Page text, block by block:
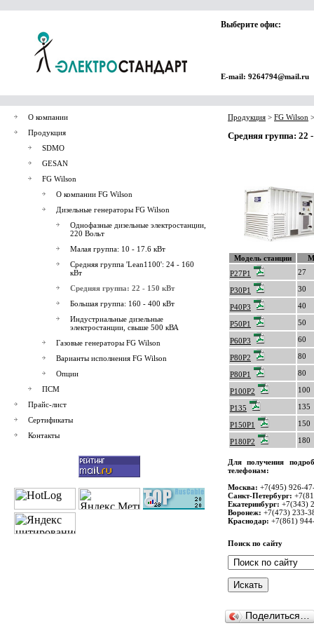
Выберите офис:
E-mail: 9264794@mail.ru
О компании
Продукция
SDMO
GESAN
FG Wilson
О компании FG Wilson
Дизельные генераторы FG Wilson
Однофазные дизельные электростанции,
220 Вольт
Малая группа: 10 - 17.6 кВт
Средняя группа 'Lean1100': 24 - 160
кВт
Средняя группа: 22 - 150 кВт
Большая группа: 160 - 400 кВт
Индустриальные дизельные
электростанции, свыше 500 кВА
Газовые генераторы FG Wilson
Варианты исполнения FG Wilson
Опции
ПСМ
Прайс-лист
Сертификаты
Контакты
Продукция > FG Wilson
Средняя группа: 22
Модель станции
P27P1
27
P30P1 30
P40P3 40
P50P1 50
P60P3 60
P80P2 80
P80P1 80
P100P2 100
P135 135
P150P1 150
P180P2 180
Для получения
телефонам:
Москва: +7(495) 926-
Санкт-Петербург:
Екатеринбург: +7(343)
Воронеж: +7(473) 233-
Краснодар: +7(861)
Поиск по сайту
Поделиться…